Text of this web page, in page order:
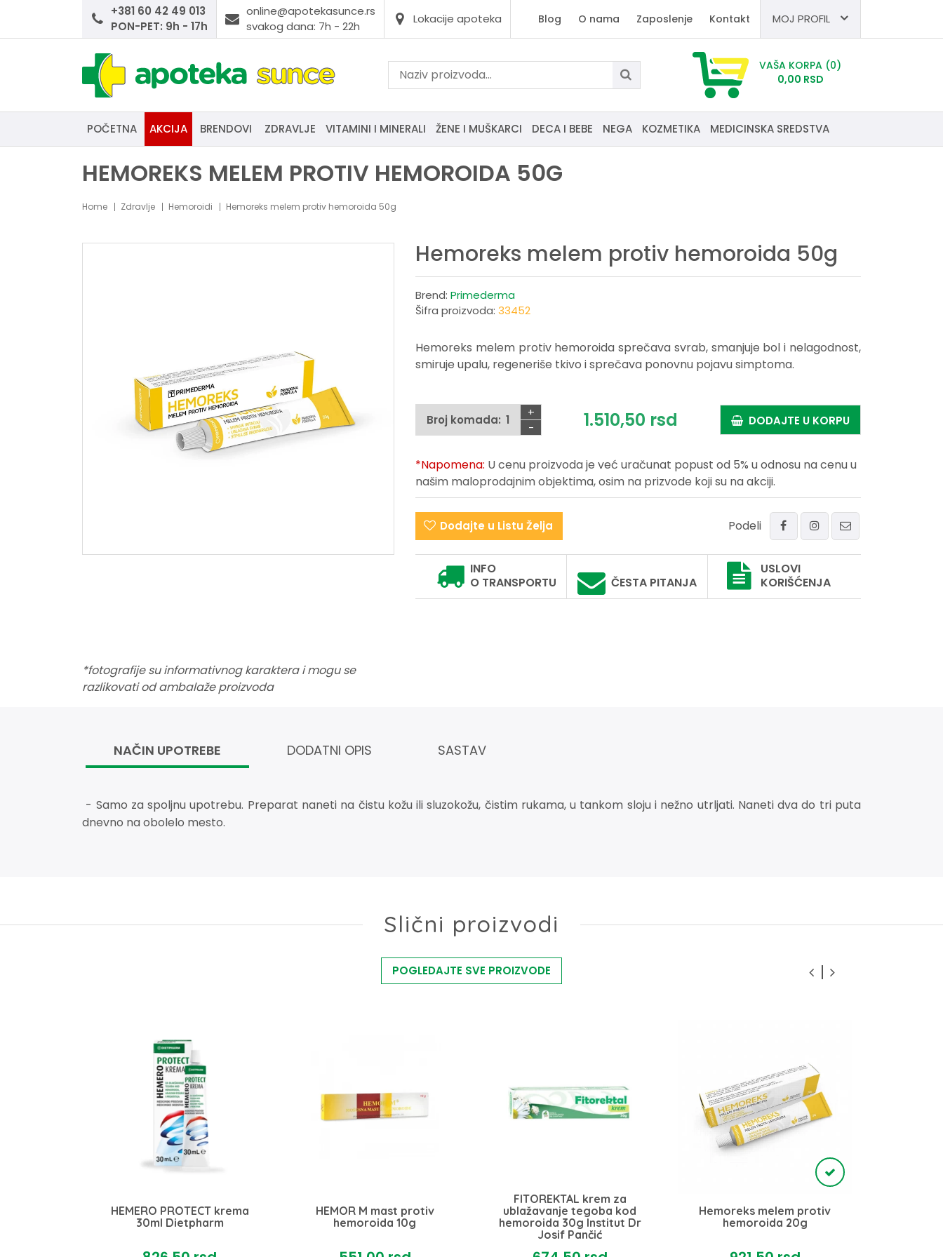
+381 60 42 49 013
PON-PET: 9h - 17h
online@apotekasunce.rs
svakog dana: 7h - 22h
Lokacije apoteka Blog O nama Zaposlenje Kontakt MOJ PROFIL
VAŠA KORPA (0)
0,00 RSD
POČETNA AKCIJA BRENDOVI ZDRAVLJE VITAMINI I MINERALI ŽENE I MUŠKARCI DECA I BEBE NEGA KOZMETIKA MEDICINSKA SREDSTVA
HEMOREKS MELEM PROTIV HEMOROIDA 50G
Home Zdravlje Hemoroidi Hemoreks melem protiv hemoroida 50g
*fotografije su informativnog karaktera i mogu se
razlikovati od ambalaže proizvoda
Hemoreks melem protiv hemoroida 50g
Brend: Primederma
Šifra proizvoda: 33452
Hemoreks melem protiv hemoroida sprečava svrab, smanjuje bol i nelagodnost,
smiruje upalu, regeneriše tkivo i sprečava ponovnu pojavu simptoma.
Broj komada:
+
-
1.510,50 rsd DODAJTE U KORPU
*Napomena: U cenu proizvoda je već uračunat popust od 5% u odnosu na cenu u
našim maloprodajnim objektima, osim na prizvode koji su na akciji.
Dodajte u Listu Želja Podeli
INFO
O TRANSPORTU
ČESTA PITANJA
USLOVI
KORIŠĆENJA
NAČIN UPOTREBE DODATNI OPIS SASTAV
- Samo za spoljnu upotrebu. Preparat naneti na čistu kožu ili sluzokožu, čistim rukama, u tankom sloju i nežno utrljati. Naneti dva do tri puta
dnevno na obolelo mesto.
Slični proizvodi
POGLEDAJTE SVE PROIZVODE
HEMERO PROTECT krema
30ml Dietpharm
HEMOR M mast protiv
hemoroida 10g
FITOREKTAL krem za
ublažavanje tegoba kod
hemoroida 30g Institut Dr
Josif Pančić
Hemoreks melem protiv
hemoroida 20g